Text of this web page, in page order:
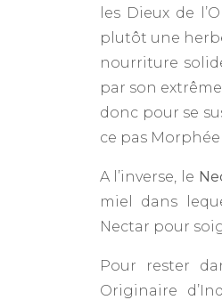
les Dieux de
plutôt une
nourriture
par son
donc pour se
ce pas Morphée
A l’inverse, le
miel dans
Nectar pour
Pour rester
Originaire